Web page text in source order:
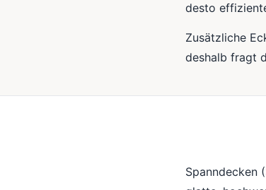
desto
Zusätzliche
deshalb fragt
Spanndecken